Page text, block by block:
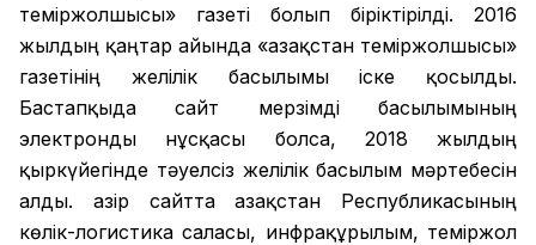
теміржолшысы» газеті болып біріктірілді. 2016
жылдың қаңтар айында «Қазақстан теміржолшысы»
газетінің желілік басылымы іске қосылды.
Бастапқыда сайт мерзімді басылымының
электронды нұсқасы болса, 2018 жылдың
қыркүйегінде тәуелсіз желілік басылым мәртебесін
алды. Қазір сайтта Қазақстан Республикасының
көлік-логистика саласы, инфрақұрылым, теміржол